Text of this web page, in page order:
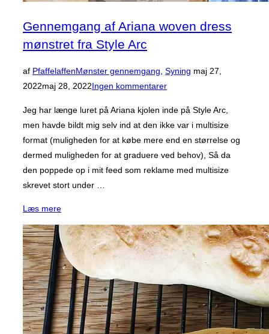
Gennemgang af Ariana woven dress
mønstret fra Style Arc
af PfaffelaffenMønster gennemgang, Syning Udgivet
maj 27,
2022maj 28, 2022Ingen kommentarer
Jeg har længe luret på Ariana kjolen inde på Style Arc,
men havde bildt mig selv ind at den ikke var i multisize
format (muligheden for at købe mere end en størrelse og
dermed muligheden for at graduere ved behov), Så da
den poppede op i mit feed som reklame med multisize
skrevet stort under …
Læs mere“Gennemgang
af
Ariana
woven
dress
mønstret
fra
Style
Arc”